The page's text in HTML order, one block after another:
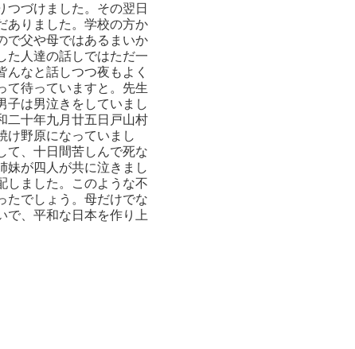
つづけました。その翌日
ありました。学校の方か
で父や母ではあるまいか
た人達の話しではただ一
なと話しつつ夜もよく
て待っていますと。先生
子は男泣きをしていまし
二十年九月廿五日戸山村
け野原になっていまし
て、十日間苦しんで死な
妹が四人が共に泣きまし
しました。このような不
たでしょう。母だけでな
で、平和な日本を作り上